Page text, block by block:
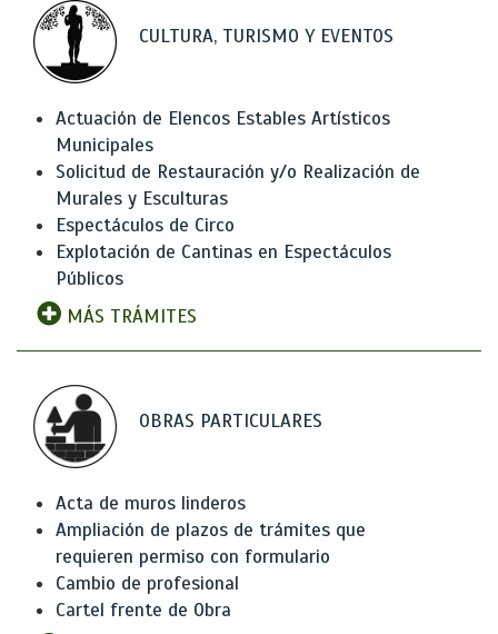
CULTURA, TURISMO Y EVENTOS
Actuación de Elencos Estables Artísticos
Municipales
Solicitud de Restauración y/o Realización de
Murales y Esculturas
Espectáculos de Circo
Explotación de Cantinas en Espectáculos
Públicos
MÁS TRÁMITES
OBRAS PARTICULARES
Acta de muros linderos
Ampliación de plazos de trámites que
requieren permiso con formulario
Cambio de profesional
Cartel frente de Obra